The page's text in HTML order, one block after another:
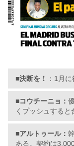
■決断を！ ：1月
■コウチーニョ：
くプッシュすると
■アルトゥール：
ある。契約は